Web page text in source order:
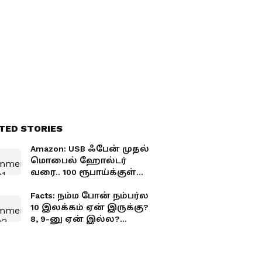
STORIES
Amazon: USB ஃபேன் முதல்
மொபைல் ஹோல்டர்
வரை.. 100 ரூபாய்க்குள்
5 கேட்ஜெட்ஸ்!
Facts: நம்ம போன் நம்பர்ல
10 இலக்கம் ஏன் இருக்கு?
8, 9-னு ஏன் இல்ல?